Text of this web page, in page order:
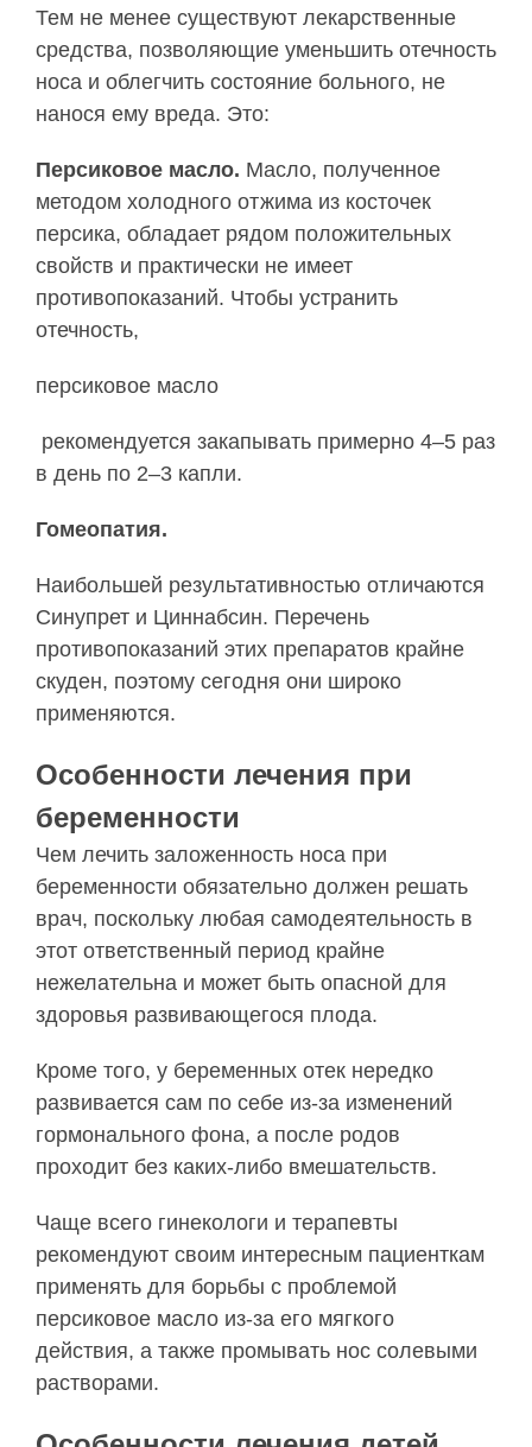
Тем не менее существуют лекарственные
средства, позволяющие уменьшить отечность
носа и облегчить состояние больного, не
нанося ему вреда. Это:
Персиковое масло. Масло, полученное
методом холодного отжима из косточек
персика, обладает рядом положительных
свойств и практически не имеет
противопоказаний. Чтобы устранить
отечность,
персиковое масло
рекомендуется закапывать примерно 4–5 раз
в день по 2–3 капли.
Гомеопатия.
Наибольшей результативностью отличаются
Синупрет и Циннабсин. Перечень
противопоказаний этих препаратов крайне
скуден, поэтому сегодня они широко
применяются.
Особенности лечения при
беременности
Чем лечить заложенность носа при
беременности обязательно должен решать
врач, поскольку любая самодеятельность в
этот ответственный период крайне
нежелательна и может быть опасной для
здоровья развивающегося плода.
Кроме того, у беременных отек нередко
развивается сам по себе из-за изменений
гормонального фона, а после родов
проходит без каких-либо вмешательств.
Чаще всего гинекологи и терапевты
рекомендуют своим интересным пациенткам
применять для борьбы с проблемой
персиковое масло из-за его мягкого
действия, а также промывать нос солевыми
растворами.